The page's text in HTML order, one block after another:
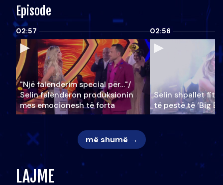
Episode
02:57
"Një falenderim special për…"/
Selin falënderon produksionin
mes emocionesh të forta
02:56
Selin shpallet
të pestë të ‘Big
më shumë →
LAJME